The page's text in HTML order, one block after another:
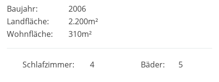
Baujahr:
2006
Landfläche:
2.200m²
Wohnfläche:
310m²
4
Schlafzimmer 5
Bäder